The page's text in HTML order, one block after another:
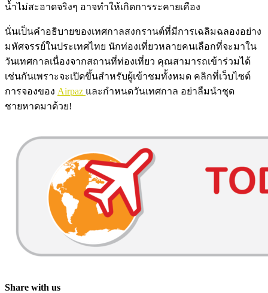
น้ำไม่สะอาดจริงๆ อาจทำให้เกิดการระคายเคือง
นั่นเป็นคำอธิบายของเทศกาลสงกรานต์ที่มีการเฉลิมฉลองอย่าง
มหัศจรรย์ในประเทศไทย นักท่องเที่ยวหลายคนเลือกที่จะมาใน
วันเทศกาลเนื่องจากสถานที่ท่องเที่ยว คุณสามารถเข้าร่วมได้
เช่นกันเพราะจะเปิดขึ้นสำหรับผู้เข้าชมทั้งหมด คลิกที่เว็บไซต์
การจองของ Airpaz และกำหนดวันเทศกาล อย่าลืมนำชุด
ชายหาดมาด้วย!
Share with us